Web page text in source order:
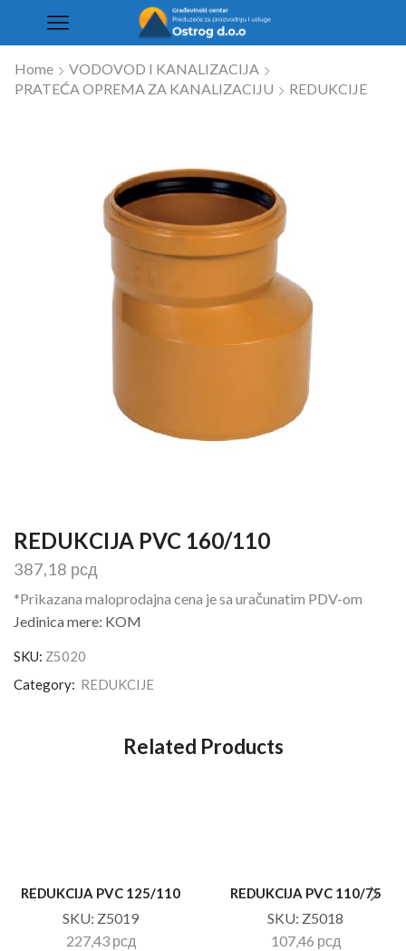
Home
VODOVOD I KANALIZACIJA
PRATEĆA OPREMA ZA KANALIZACIJU
REDUKCIJE
REDUKCIJA PVC 160/110
387,18 рсд
*Prikazana maloprodajna cena je sa uračunatim PDV-om
Jedinica mere: KOM
SKU: Z5020
Category: REDUKCIJE
Related Products
REDUKCIJA PVC 125/110
SKU: Z5019
227,43 рсд
REDUKCIJA PVC 110/75
SKU: Z5018
107,46 рсд